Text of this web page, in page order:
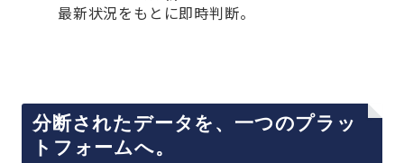
最新状況をもとに即時判断。
分断されたデータを、一つのプラッ
トフォームへ。